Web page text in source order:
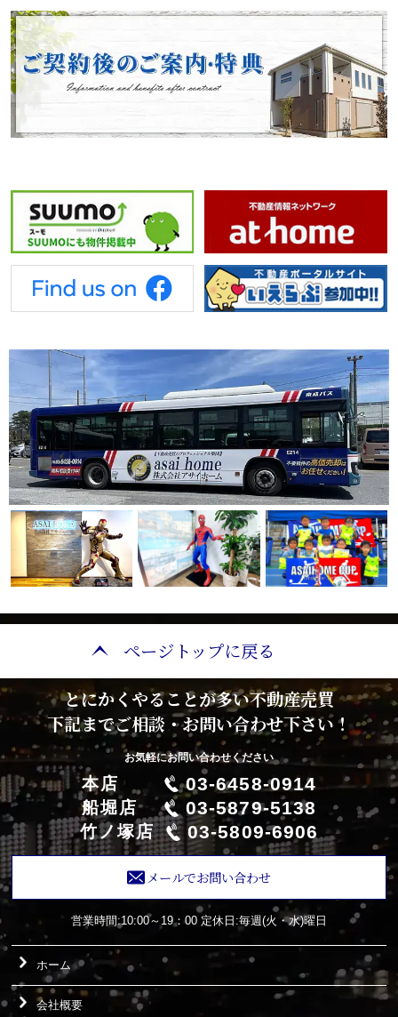
ページトップに戻る
とにかくやることが多い不動産売買
下記までご相談・お問い合わせ下さい！
お気軽にお問い合わせください
本店 03-6458-0914
船堀店 03-5879-5138
竹ノ塚店 03-5809-6906
メールでお問い合わせ
営業時間:10:00～19：00 定休日:毎週(火・水)曜日
ホーム
会社概要